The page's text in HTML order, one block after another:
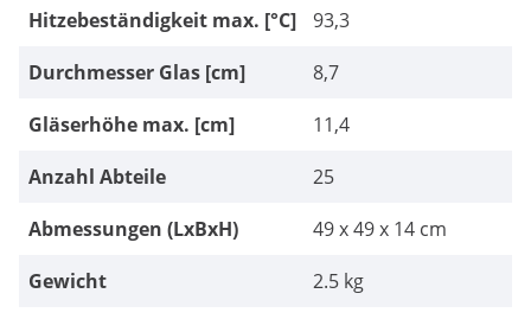
Hitzebeständigkeit max. [°C]
93,3
Durchmesser Glas [cm]
8,7
Gläserhöhe max. [cm]
11,4
Anzahl Abteile
25
Abmessungen (LxBxH)
49 x 49 x 14 cm
Gewicht
2.5 kg